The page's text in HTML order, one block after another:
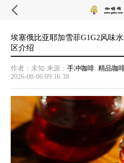
埃塞俄比亚耶加雪菲G1G2风味
区介绍
作者：未知 来源：手冲咖啡:精品咖
2026-08-06 09:16:38